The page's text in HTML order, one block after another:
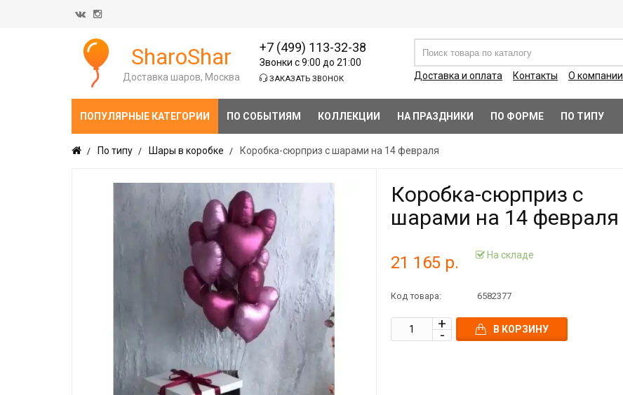
SharoShar
Доставка шаров, Москва
+7 (499) 113-32-38
Звонки с 9:00 до 21:00
ЗАКАЗАТЬ ЗВОНОК Доставка и оплата Контакты О компании
ПОПУЛЯРНЫЕ КАТЕГОРИИ ПО СОБЫТИЯМ КОЛЛЕКЦИИ НА ПРАЗДНИКИ ПО ФОРМЕ ПО ТИПУ
По типу Шары в коробке Коробка-сюрприз с шарами на 14 февраля
Коробка-сюрприз с
шарами на 14 февраля
21 165 р. На складе
Код товара: 6582377
В КОРЗИНУ